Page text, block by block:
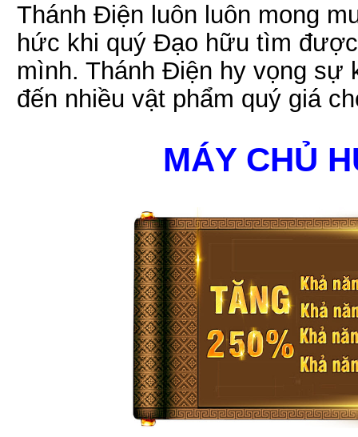
Thánh Điện luôn luôn mong
hức khi quý Đạo hữu tìm
mình. Thánh Điện hy vọng sự
đến nhiều vật phẩm quý giá
MÁY CHỦ